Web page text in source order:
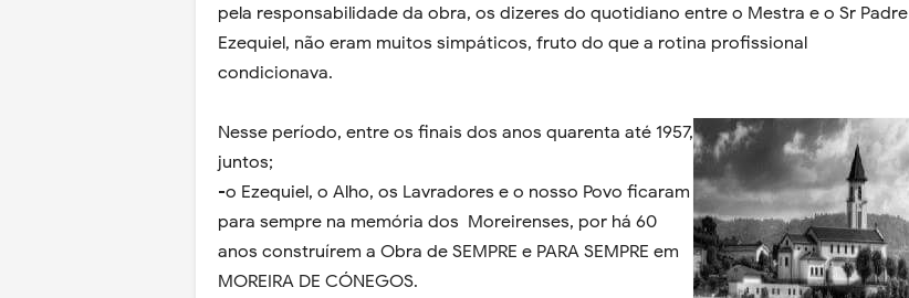
pela responsabilidade da obra, os dizeres do quotidiano entre o Mestra e o Sr Padre
Ezequiel, não eram muitos simpáticos, fruto do que a rotina profissional
condicionava.
Nesse período, entre os finais dos anos quarenta até 1957,
juntos;
-o Ezequiel, o Alho, os Lavradores e o nosso Povo ficaram
para sempre na memória dos Moreirenses, por há 60
anos construírem a Obra de SEMPRE e PARA SEMPRE em
MOREIRA DE CÓNEGOS.